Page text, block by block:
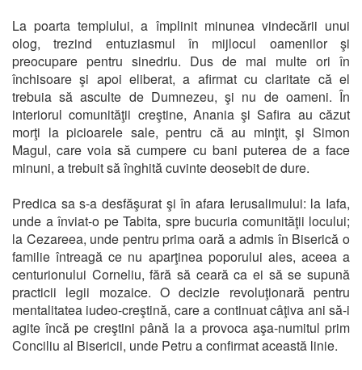
La poarta templului, a împlinit minunea vindecării unui
olog, trezind entuziasmul în mijlocul oamenilor şi
preocupare pentru sinedriu. Dus de mai multe ori în
închisoare şi apoi eliberat, a afirmat cu claritate că el
trebuia să asculte de Dumnezeu, şi nu de oameni. În
interiorul comunităţii creştine, Anania şi Safira au căzut
morţi la picioarele sale, pentru că au minţit, şi Simon
Magul, care voia să cumpere cu bani puterea de a face
minuni, a trebuit să înghită cuvinte deosebit de dure.
Predica sa s-a desfăşurat şi în afara Ierusalimului: la Iafa,
unde a înviat-o pe Tabita, spre bucuria comunităţii locului;
la Cezareea, unde pentru prima oară a admis în Biserică o
familie întreagă ce nu aparţinea poporului ales, aceea a
centurionului Corneliu, fără să ceară ca ei să se supună
practicii legii mozaice. O decizie revoluţionară pentru
mentalitatea iudeo-creştină, care a continuat câţiva ani să-i
agite încă pe creştini până la a provoca aşa-numitul prim
Conciliu al Bisericii, unde Petru a confirmat această linie.